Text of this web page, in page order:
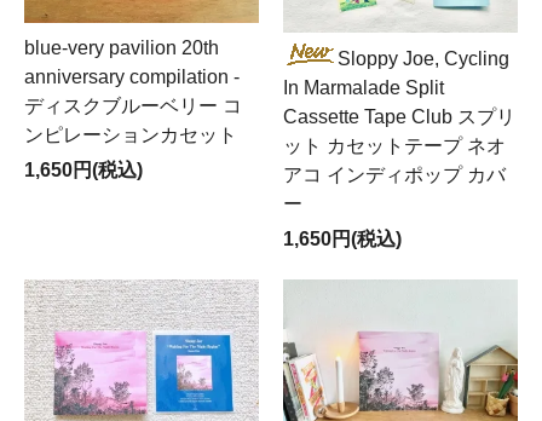
blue-very pavilion 20th
anniversary compilation -
ディスクブルーベリー コ
ンピレーションカセット
1,650円(税込)
Sloppy Joe, Cycling
In Marmalade Split
Cassette Tape Club スプリ
ット カセットテープ ネオ
アコ インディポップ カバ
ー
1,650円(税込)